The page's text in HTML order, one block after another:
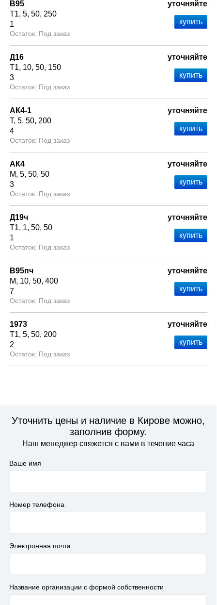
В95
Т1 5 50 250
1
Под заказ
уточняйте
Д16
Т1 10 50 150
3
Под заказ
уточняйте
АК4-1
Т 5 50 200
4
Под заказ
уточняйте
АК4
М 5 50 50
3
Под заказ
уточняйте
Д19ч
Т1 1 50 50
1
Под заказ
уточняйте
В95пч
М
10 50 400
7
Под заказ
уточняйте
1973
Т1 5 50 200
2
Под заказ
уточняйте
Уточнить цены и наличие в Кирове можно,
заполнив форму.
Наш менеджер свяжется с вами в течение часа
Ваше имя
Номер телефона
Электронная почта
Название организации с формой собственности